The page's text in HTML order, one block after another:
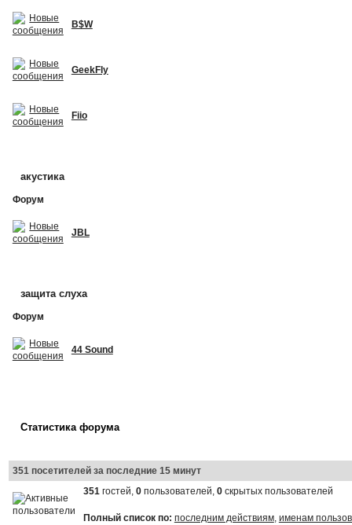
B$W
GeekFly
Fiio
акустика
Форум
JBL
защита слуха
Форум
44 Sound
Статистика форума
351 посетителей за последние 15 минут
351гостей, 0пользователей, 0скрытых пользователей
Полный список по: последним действиям, именам